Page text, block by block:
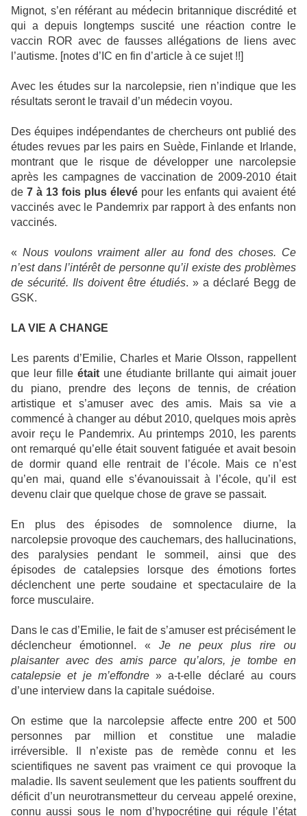
Mignot, s’en référant au médecin britannique discrédité et
qui a depuis longtemps suscité une réaction contre le
vaccin ROR avec de fausses allégations de liens avec
l’autisme. [notes d’IC en fin d’article à ce sujet !!]
Avec les études sur la narcolepsie, rien n’indique que les
résultats seront le travail d’un médecin voyou.
Des équipes indépendantes de chercheurs ont publié des
études revues par les pairs en Suède, Finlande et Irlande,
montrant que le risque de développer une narcolepsie
après les campagnes de vaccination de 2009-2010 était
de 7 à 13 fois plus élevé pour les enfants qui avaient été
vaccinés avec le Pandemrix par rapport à des enfants non
vaccinés.
« Nous voulons vraiment aller au fond des choses. Ce
n’est dans l’intérêt de personne qu’il existe des problèmes
de sécurité. Ils doivent être étudiés. » a déclaré Begg de
GSK.
LA VIE A CHANGE
Les parents d’Emilie, Charles et Marie Olsson, rappellent
que leur fille était une étudiante brillante qui aimait jouer
du piano, prendre des leçons de tennis, de création
artistique et s’amuser avec des amis. Mais sa vie a
commencé à changer au début 2010, quelques mois après
avoir reçu le Pandemrix. Au printemps 2010, les parents
ont remarqué qu’elle était souvent fatiguée et avait besoin
de dormir quand elle rentrait de l’école. Mais ce n’est
qu’en mai, quand elle s’évanouissait à l’école, qu’il est
devenu clair que quelque chose de grave se passait.
En plus des épisodes de somnolence diurne, la
narcolepsie provoque des cauchemars, des hallucinations,
des paralysies pendant le sommeil, ainsi que des
épisodes de catalepsies lorsque des émotions fortes
déclenchent une perte soudaine et spectaculaire de la
force musculaire.
Dans le cas d’Emilie, le fait de s’amuser est précisément le
déclencheur émotionnel. « Je ne peux plus rire ou
plaisanter avec des amis parce qu’alors, je tombe en
catalepsie et je m’effondre» a-t-elle déclaré au cours
d’une interview dans la capitale suédoise.
On estime que la narcolepsie affecte entre 200 et 500
personnes par million et constitue une maladie
irréversible. Il n’existe pas de remède connu et les
scientifiques ne savent pas vraiment ce qui provoque la
maladie. Ils savent seulement que les patients souffrent du
déficit d’un neurotransmetteur du cerveau appelé orexine,
connu aussi sous le nom d’hypocrétine qui régule l’état